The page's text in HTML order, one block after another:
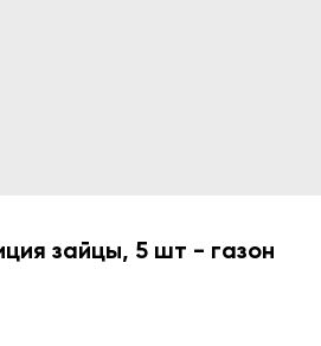
зайцы, 5 шт - газон